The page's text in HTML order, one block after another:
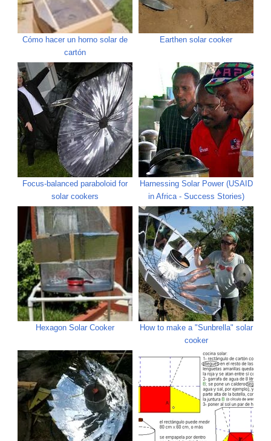
Cómo hacer un horno solar de
cartón
Earthen solar cooker
Focus-balanced paraboloid for
solar cookers
Harnessing Solar Power (USAID
in Africa - Success Stories)
Hexagon Solar Cooker
How to make a "Sunbrella" solar
cooker